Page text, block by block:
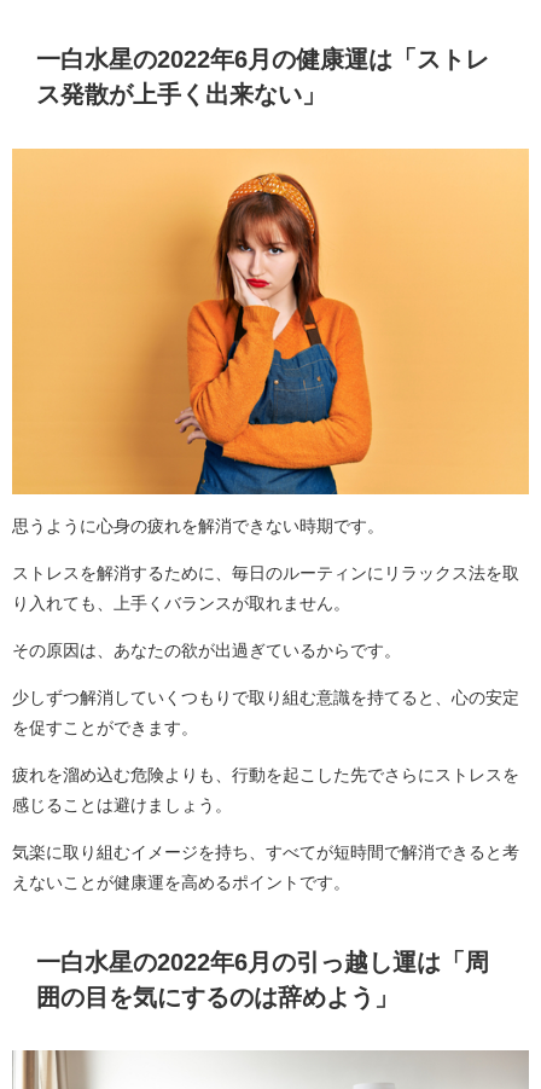
一白水星の2022年6月の健康運は「ストレ
ス発散が上手く出来ない」
思うように心身の疲れを解消できない時期です。
ストレスを解消するために、毎日のルーティンにリラックス法を取
り入れても、上手くバランスが取れません。
その原因は、あなたの欲が出過ぎているからです。
少しずつ解消していくつもりで取り組む意識を持てると、心の安定
を促すことができます。
疲れを溜め込む危険よりも、行動を起こした先でさらにストレスを
感じることは避けましょう。
気楽に取り組むイメージを持ち、すべてが短時間で解消できると考
えないことが健康運を高めるポイントです。
一白水星の2022年6月の引っ越し運は「周
囲の目を気にするのは辞めよう」